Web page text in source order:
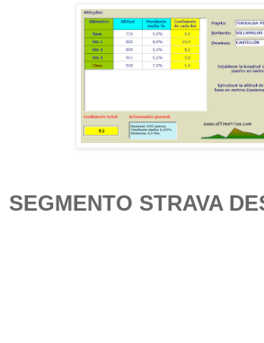
SEGMENTO STRAVA